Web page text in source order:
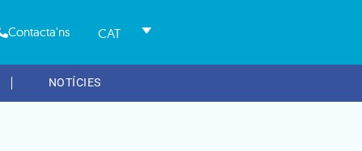
Contacta'ns CAT
NOTÍCIES